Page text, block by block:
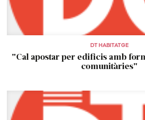
DT HABITATGE
"Cal apostar per edificis amb
comunitàries"